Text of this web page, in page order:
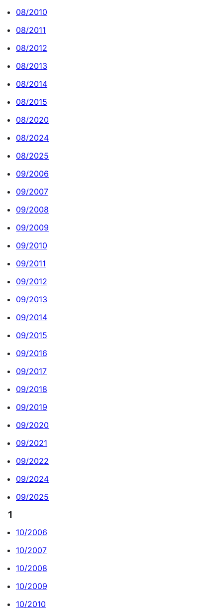
08/2010
08/2011
08/2012
08/2013
08/2014
08/2015
08/2020
08/2024
08/2025
09/2006
09/2007
09/2008
09/2009
09/2010
09/2011
09/2012
09/2013
09/2014
09/2015
09/2016
09/2017
09/2018
09/2019
09/2020
09/2021
09/2022
09/2024
09/2025
1
10/2006
10/2007
10/2008
10/2009
10/2010